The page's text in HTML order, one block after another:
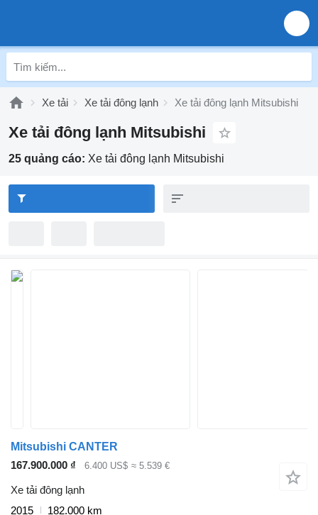
Xe tải Xe tải đông lạnh Xe tải đông lạnh Mitsubishi
Xe tải đông lạnh Mitsubishi
25 quảng cáo: Xe tải đông lạnh Mitsubishi
Mitsubishi CANTER
167.900.000 ₫
6.400 US$ ≈ 5.539 €
Xe tải đông lạnh
2015
182.000 km